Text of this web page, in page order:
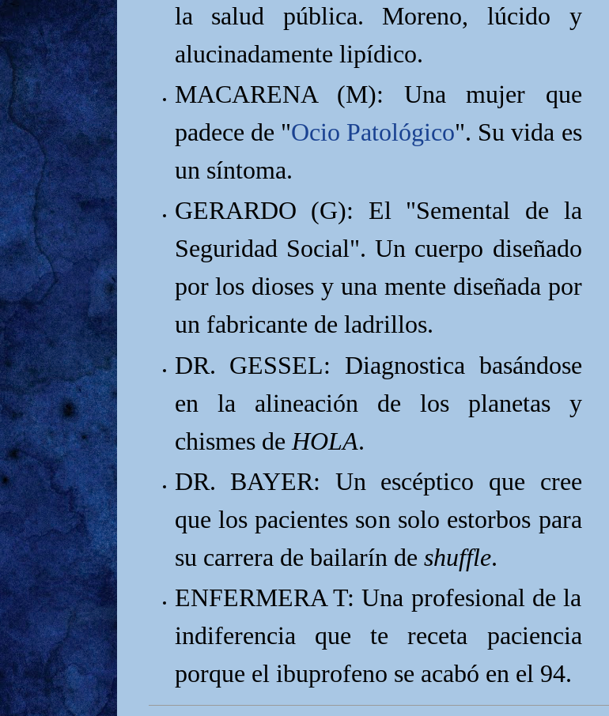
la salud pública. Moreno, lúcido y
alucinadamente lipídico.
MACARENA (M): Una mujer que
padece de "Ocio Patológico". Su vida es
un síntoma.
GERARDO (G): El "Semental de la
Seguridad Social". Un cuerpo diseñado
por los dioses y una mente diseñada por
un fabricante de ladrillos.
DR. GESSEL: Diagnostica basándose
en la alineación de los planetas y
chismes de HOLA.
DR. BAYER: Un escéptico que cree
que los pacientes son solo estorbos para
su carrera de bailarín de shuffle.
ENFERMERA T: Una profesional de la
indiferencia que te receta paciencia
porque el ibuprofeno se acabó en el 94.